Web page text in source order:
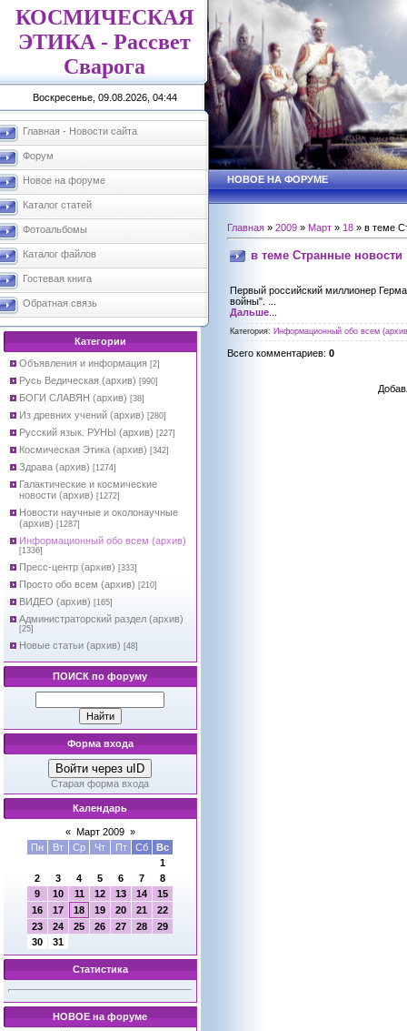
КОСМИЧЕСКАЯ
ЭТИКА - Рассвет
Сварога
Воскресенье, 09.08.2026, 04:44
Главная - Новости сайта
Форум
Новое на форуме
Каталог статей
Фотоальбомы
Каталог файлов
Гостевая книга
Обратная связь
Категории
Объявления и информация [2]
Русь Ведическая (архив) [990]
БОГИ СЛАВЯН (архив) [38]
Из древних учений (архив) [280]
Русский язык. РУНЫ (архив) [227]
Космическая Этика (архив) [342]
Здрава (архив) [1274]
Галактические и космические
новости (архив) [1272]
Новости научные и околонаучные
(архив) [1287]
Информационный обо всем (архив)
[1336]
Пресс-центр (архив) [333]
Просто обо всем (архив) [210]
ВИДЕО (архив) [165]
Администраторский раздел (архив)
[25]
Новые статьи (архив) [48]
ПОИСК по форуму
Форма входа
Войти через uID
Старая форма входа
Календарь
« Март 2009 »
Пн
Вт Ср Чт Пт Сб
Вс
1
2
3 4 5 6 7
8
9
10 11 12 13 14
15
16
17 18 19 20 21
22
23
24 25 26 27 28
29
30
31
Статистика
НОВОЕ на форуме
НОВОЕ НА ФОРУМЕ
Главная » 2009 » Март » 18 » в теме
в теме Странные новости
Первый российский миллионер
войны". ...
Дальше
Категория: Информационный обо всем
Всего комментариев: 0